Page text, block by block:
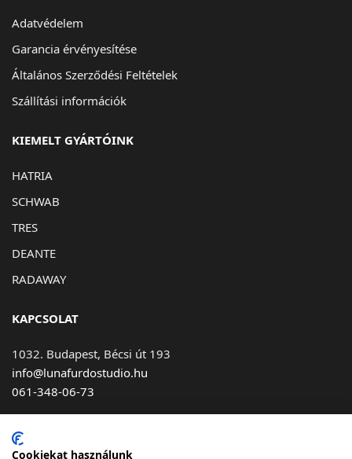
Adatvédelem
Garancia érvényesítése
Általános Szerződési Feltételek
Szállítási információk
KIEMELT GYÁRTÓINK
HATRIA
SCHWAB
TRES
DEANTE
RADAWAY
KAPCSOLAT
1032. Budapest, Bécsi út 193
info@lunafurdostudio.hu
061-348-06-73
Cookiekat használunk